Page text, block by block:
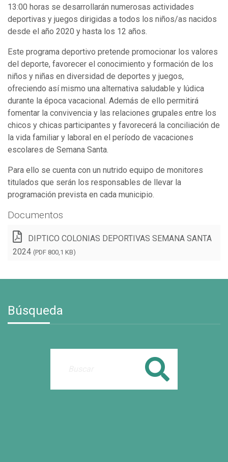
13:00 horas se desarrollarán numerosas actividades
deportivas y juegos dirigidas a todos los niños/as nacidos
desde el año 2020 y hasta los 12 años.
Este programa deportivo pretende promocionar los valores
del deporte, favorecer el conocimiento y formación de los
niños y niñas en diversidad de deportes y juegos,
ofreciendo así mismo una alternativa saludable y lúdica
durante la época vacacional. Además de ello permitirá
fomentar la convivencia y las relaciones grupales entre los
chicos y chicas participantes y favorecerá la conciliación de
la vida familiar y laboral en el período de vacaciones
escolares de Semana Santa.
Para ello se cuenta con un nutrido equipo de monitores
titulados que serán los responsables de llevar la
programación prevista en cada municipio.
Documentos
DIPTICO COLONIAS DEPORTIVAS SEMANA SANTA
2024 (PDF 800,1 KB)
Búsqueda
Buscar